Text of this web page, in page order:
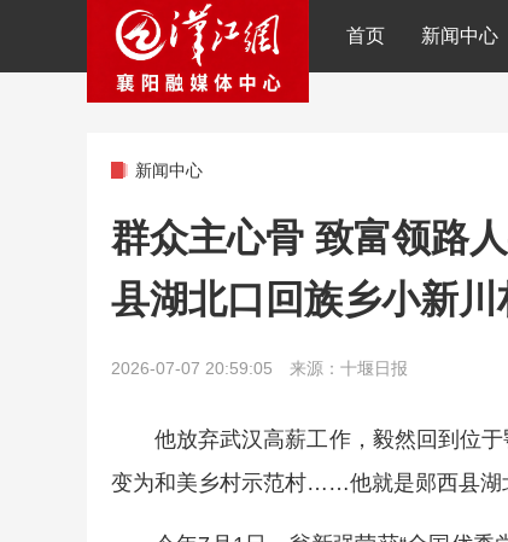
首页 新闻中心
新闻中心
群众主心骨 致富领路
县湖北口回族乡小新
2026-07-07 20:59:05 来源：十堰日报
他放弃武汉高薪工作，毅然回到位
变为和美乡村示范村……他就是郧西县湖